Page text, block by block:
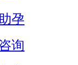
孕
询